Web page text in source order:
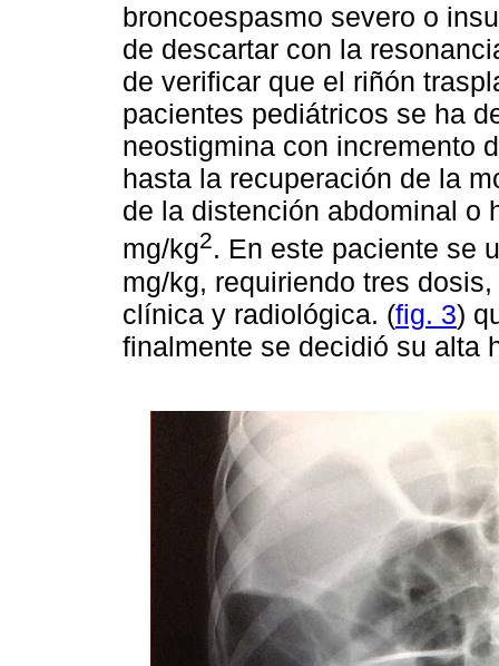
broncoespasmo severo o
de descartar con la
de verificar que el riñón
pacientes pediátricos se ha
neostigmina con incremento
hasta la recuperación de la
de la distención abdominal o
mg/kg2. En este paciente se
mg/kg, requiriendo tres
clínica y radiológica. (fig. 3)
finalmente se decidió su alta